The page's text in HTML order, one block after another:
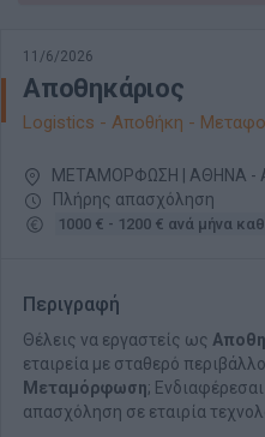
11/6/2026
Αποθηκάριος
Logistics - Αποθήκη -
ΜΕΤΑΜΟΡΦΩΣΗ | ΑΘΗΝΑ -
Πλήρης απασχόληση
1000 € - 1200 € ανά μήνα
Περιγραφή
Θέλεις να εργαστείς ως
εταιρεία με σταθερό
Μεταμόρφωση;
απασχόληση σε εταιρία